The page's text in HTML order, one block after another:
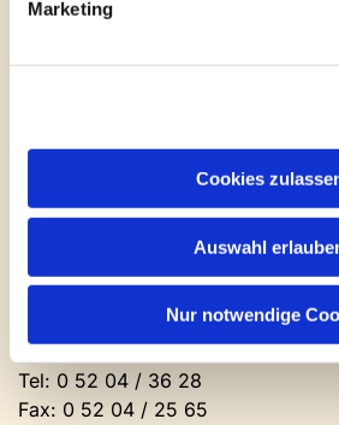
Marketing
Cookies
Auswahl
Nur notwendige
Brockhagener Straße 28 | 33803
Mail:gemeindeamt@kirche-
Kontakt und Öffnungszeiten
Gemeinde- und Friedhofsamt
Dienstag bis Freitag: 9 - 12 Uhr
Nachmittags nach Vereinbarung
Tel: 0 52 04 / 36 28
Fax: 0 52 04 / 25 65